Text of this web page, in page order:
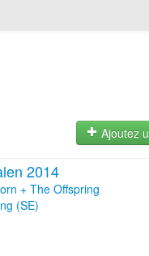
Ajoutez
2014
+ The Offspring
(SE)